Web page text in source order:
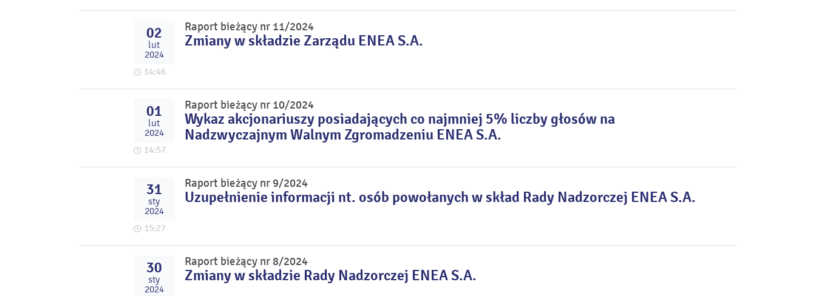
02
lut
2024
14:46
Raport bieżący nr 11/2024
Zmiany w składzie Zarządu ENEA S.A.
01
lut
2024
14:57
Raport bieżący nr 10/2024
Wykaz akcjonariuszy posiadających co najmniej 5% liczby głosów na
Nadzwyczajnym Walnym Zgromadzeniu ENEA S.A.
31
sty
2024
15:27
Raport bieżący nr 9/2024
Uzupełnienie informacji nt. osób powołanych w skład Rady Nadzorczej ENEA S.A.
30
sty
2024
Raport bieżący nr 8/2024
Zmiany w składzie Rady Nadzorczej ENEA S.A.